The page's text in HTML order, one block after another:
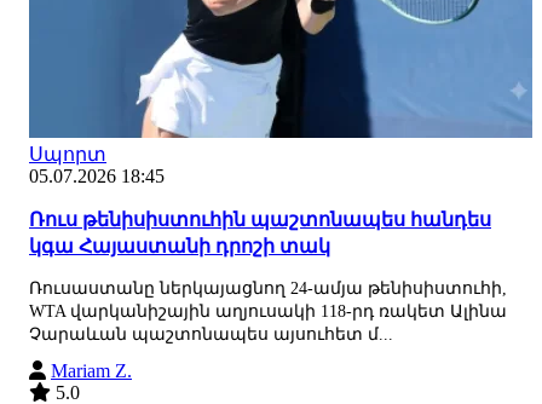
Սպորտ
05.07.2026 18:45
Ռուս թենիսիստուհին պաշտոնապես հանդես
կգա Հայաստանի դրոշի տակ
Ռուսաստանը ներկայացնող 24-ամյա թենիսիստուհի,
WTA վարկանիշային աղյուսակի 118-րդ ռակետ Ալինա
Չարաևան պաշտոնապես այսուհետ մ...
Mariam Z.
5.0